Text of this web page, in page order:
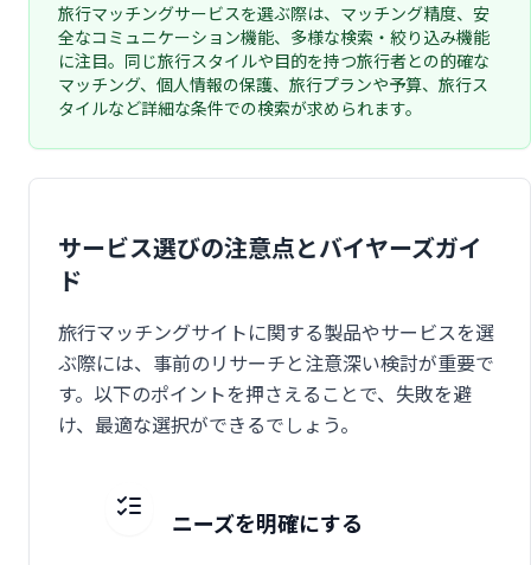
旅行マッチングサービスを選ぶ際は、マッチング精度、安
全なコミュニケーション機能、多様な検索・絞り込み機能
に注目。同じ旅行スタイルや目的を持つ旅行者との的確な
マッチング、個人情報の保護、旅行プランや予算、旅行ス
タイルなど詳細な条件での検索が求められます。
サービス選びの注意点とバイヤーズガイ
ド
旅行マッチングサイトに関する製品やサービスを選
ぶ際には、事前のリサーチと注意深い検討が重要で
す。以下のポイントを押さえることで、失敗を避
け、最適な選択ができるでしょう。
ニーズを明確にする